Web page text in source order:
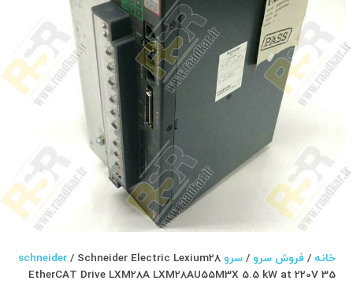
خانه / فروش سرو /سرو schneider/ Schneider Electric Lexium28
EtherCAT Drive LXM28A LXM28AU55M3X 5.5 kW at 220V 35